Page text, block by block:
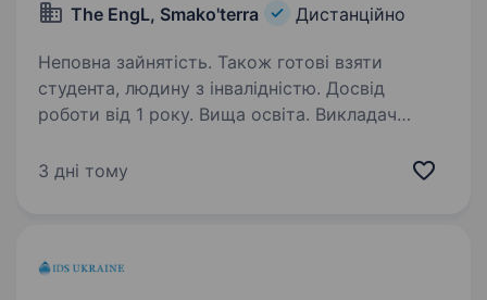
The EngL, Smako'terra
Дистанційно
Неповна зайнятість. Також готові взяти
студента, людину з інвалідністю. Досвід
роботи від 1 року. Вища освіта. Викладач
заняття) Шукаємо викладача англійської мови
3 дні тому